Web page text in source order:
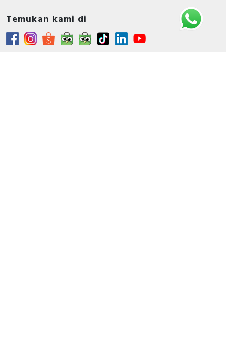
Temukan kami di